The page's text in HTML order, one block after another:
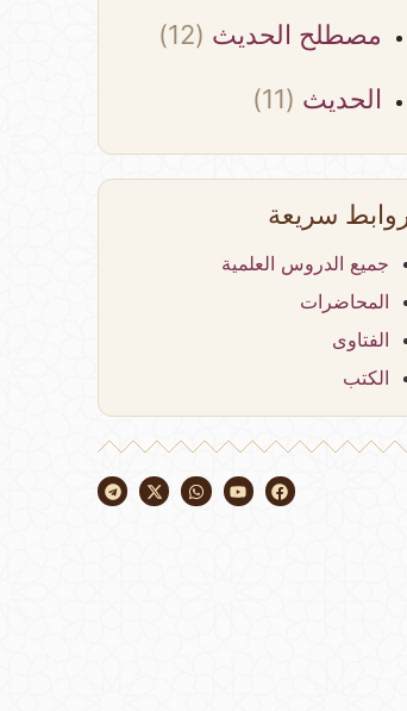
مصطلح الحديث (12)
الحديث (11)
سريعة
جميع الدروس العلمية
المحاضرات
الفتاوى
الكتب